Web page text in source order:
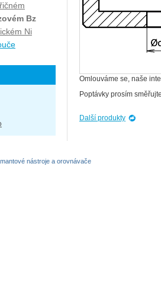
Omlouváme se, naše
Poptávky prosím
Další produkty
Bz
Ni
nástroje a orovnávače